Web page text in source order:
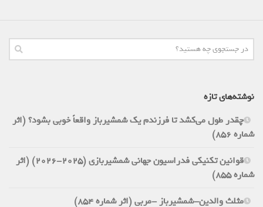
نوشته‌های تازه
چقدر طول می‌کشد تا فرزندم یک شمشیرباز واقعاً خوبی بشود؟ (اثر
شماره 856)
قوانین تکنیکی فدراسیون جهانی شمشیربازی (2025-2026) (اثر
شماره 855)
مثلث والدین-شمشیرباز -مربی (اثر شماره 854)